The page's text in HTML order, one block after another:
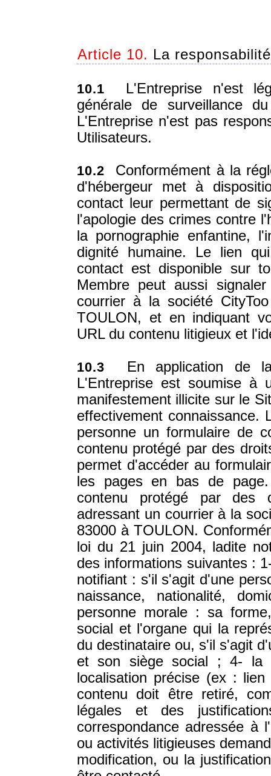
Article 10. La
10.1 L'Entreprise n'est
générale de surveillance
L'Entreprise n'est pas
Utilisateurs.
10.2 Conformément à la
d'hébergeur met à
contact leur permettant de
l'apologie des crimes contre
la pornographie enfantine,
dignité humaine. Le lien
contact est disponible sur
Membre peut aussi
courrier à la société
TOULON, et en indiquant
URL du contenu litigieux et
10.3 En application de
L'Entreprise est soumise à
manifestement illicite sur le
effectivement connaissance.
personne un formulaire de
contenu protégé par des
permet d'accéder au
les pages en bas de
contenu protégé par des
adressant un courrier à la
83000 à TOULON.
loi du 21 juin 2004, ladite
des informations suivantes :
notifiant : s'il s'agit d'une
naissance, nationalité,
personne morale : sa
social et l'organe qui la
du destinataire ou, s'il s'agit
et son siège social ; 4- la
localisation précise (ex :
contenu doit être retiré,
légales et des
correspondance adressée à
ou activités litigieuses
modification, ou la